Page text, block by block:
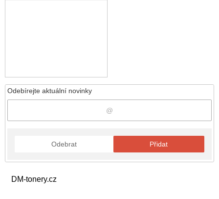
Odebírejte aktuální novinky
Odebrat Přidat
DM-tonery.cz